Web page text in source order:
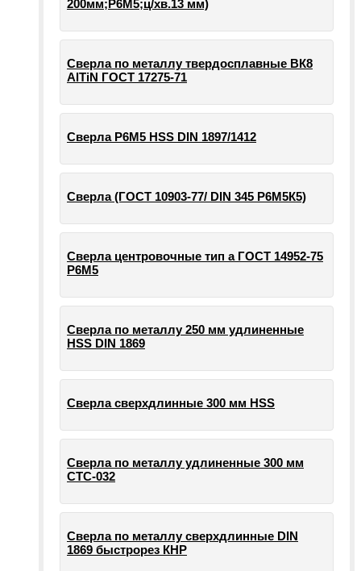
200мм;Р6М5;ц/хв.13 мм)
Сверла по металлу твердосплавные ВК8
AlTiN ГОСТ 17275-71
Сверла Р6М5 HSS DIN 1897/1412
Сверла (ГОСТ 10903-77/ DIN 345 Р6М5К5)
Сверла центровочные тип а ГОСТ 14952-75
Р6М5
Сверла по металлу 250 мм удлиненные
HSS DIN 1869
Сверла сверхдлинные 300 мм HSS
Сверла по металлу удлиненные 300 мм
СТС-032
Сверла по металлу сверхдлинные DIN
1869 быстрорез КНР